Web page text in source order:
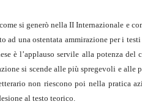
si generò nella II Internazionale e
una ostentata ammirazione per i
è l’applauso servile alla potenza
si scende alle più spregevoli e
non riescono poi nella pratica
al testo teorico.